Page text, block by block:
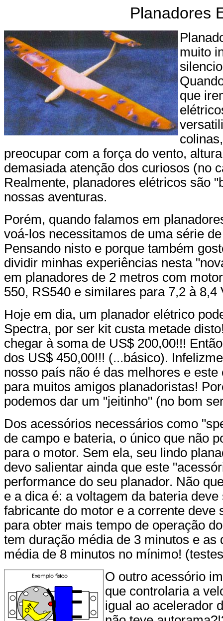
Planadores
muito
que
preocupar com a força do vento,
demasiada atenção dos curiosos (no
Realmente, planadores elétricos são
nossas aventuras.
Porém, quando falamos em
voá-los necessitamos de uma série
Pensando nisto e porque também
dividir minhas experiências nesta
em planadores de 2 metros com
550, RS540 e similares para 7,2 à 8,4
Hoje em dia, um planador elétrico
Spectra, por ser kit custa metade
chegar à soma de US$ 200,00!!!
dos US$ 450,00!!! (...básico).
nosso país não é das melhores e
para muitos amigos planadoristas!
podemos dar um "jeitinho" (no bom
Dos acessórios necessários como
de campo e bateria, o único que não
para o motor. Sem ela, seu lindo
devo salientar ainda que este
performance do seu planador. Não
e a dica é: a voltagem da bateria
fabricante do motor e a corrente deve
para obter mais tempo de operação
tem duração média de 3 minutos e as
média de 8 minutos no mínimo!
O outro acessório
que controlaria a
igual ao acelerador